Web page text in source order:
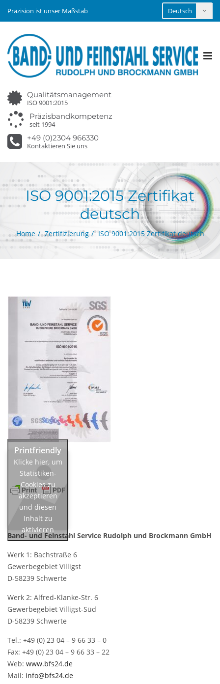
Präzision ist unser Maßstab
Qualitätsmanagement
ISO 9001:2015
Präzisbandkompetenz
seit 1994
+49 (0)2304 966330
Kontaktieren Sie uns
ISO 9001:2015 Zertifikat
deutsch
Home Zertifizierung ISO 9001:2015 Zertifikat deutsch
Klicke hier, um
Statistiken-
Cookies zu
akzeptieren
und diesen
Inhalt zu
aktivieren
Band- und Feinstahl Service Rudolph und Brockmann GmbH
Werk 1: Bachstraße 6
Gewerbegebiet Villigst
D-58239 Schwerte
Werk 2: Alfred-Klanke-Str. 6
Gewerbegebiet Villigst-Süd
D-58239 Schwerte
Tel.: +49 (0) 23 04 – 9 66 33 – 0
Fax: +49 (0) 23 04 – 9 66 33 – 22
Web: www.bfs24.de
Mail: info@bfs24.de